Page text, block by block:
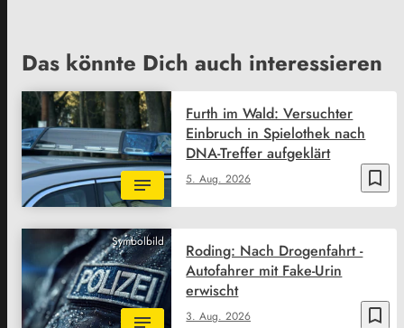
Das könnte Dich auch interessieren
bookmark_border
5. Aug. 2026
Furth im Wald: Versuchter
Einbruch in Spielothek nach
DNA-Treffer aufgeklärt
Symbolbild
bookmark_border
3. Aug. 2026
Roding: Nach Drogenfahrt -
Autofahrer mit Fake-Urin
erwischt